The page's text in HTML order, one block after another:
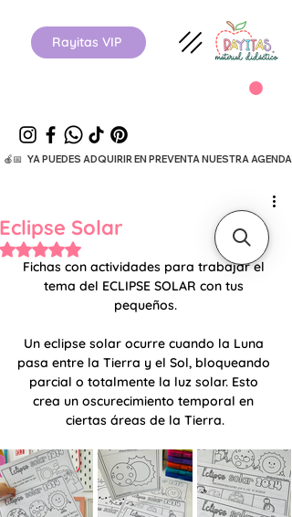
Rayitas VIP
🍎📅   YA PUEDES ADQUIRIR EN PREVENTA NUESTRA
Eclipse Solar
Obtuvo NaN de 5 estrellas.
Fichas con actividades para trabajar el
tema del ECLIPSE SOLAR con tus
pequeños.
Un eclipse solar ocurre cuando la Luna
pasa entre la Tierra y el Sol, bloqueando
parcial o totalmente la luz solar. Esto
crea un oscurecimiento temporal en
ciertas áreas de la Tierra.